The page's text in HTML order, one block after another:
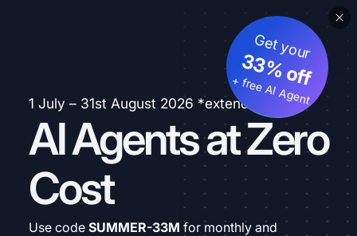
1 July – 31st August 2026 *extended
AI Agents at Zero
Cost
Get your
33% off
+ free AI Agent
Use code SUMMER-33M for monthly and